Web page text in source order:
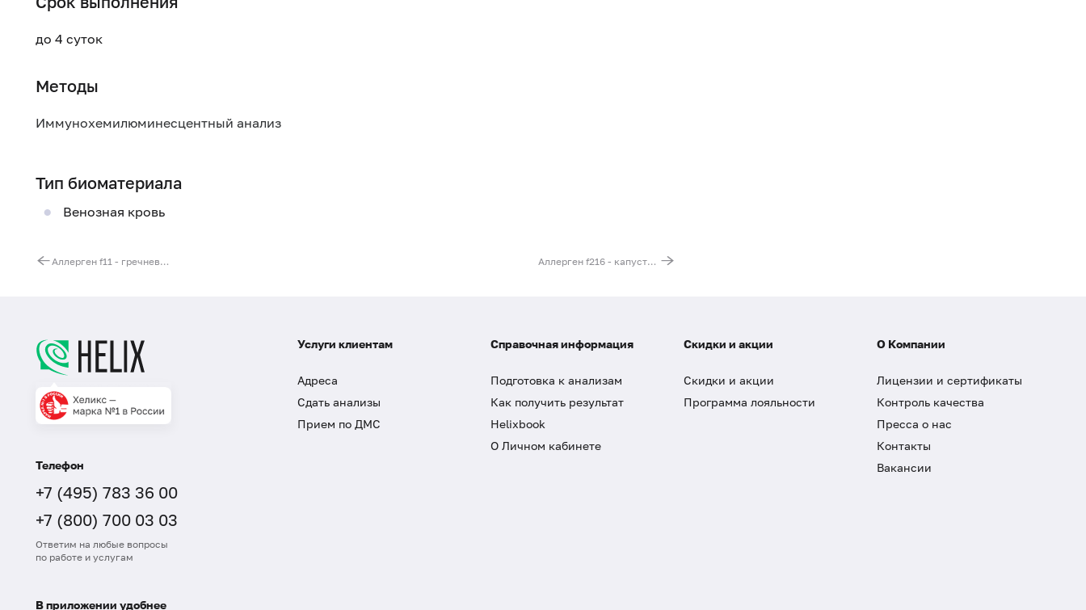
до 4 суток
Методы
Иммунохемилюминесцентный анализ
Тип биоматериала
Венозная кровь
Аллерген f11 - гречневая мука, IgG Аллерген f216 - капуста кочанная, IgG
Телефон
+7 (495) 783 36 00
+7 (800) 700 03 03
Ответим на любые вопросы
по работе и услугам
Услуги клиентам
Адреса
Сдать анализы
Прием по ДМС
Справочная информация
Подготовка к анализам
Как получить результат
Helixbook
О Личном кабинете
Скидки и акции
Скидки и акции
Программа лояльности
О Компании
Лицензии и сертификаты
Контроль качества
Пресса о нас
Контакты
Вакансии
В приложении удобнее